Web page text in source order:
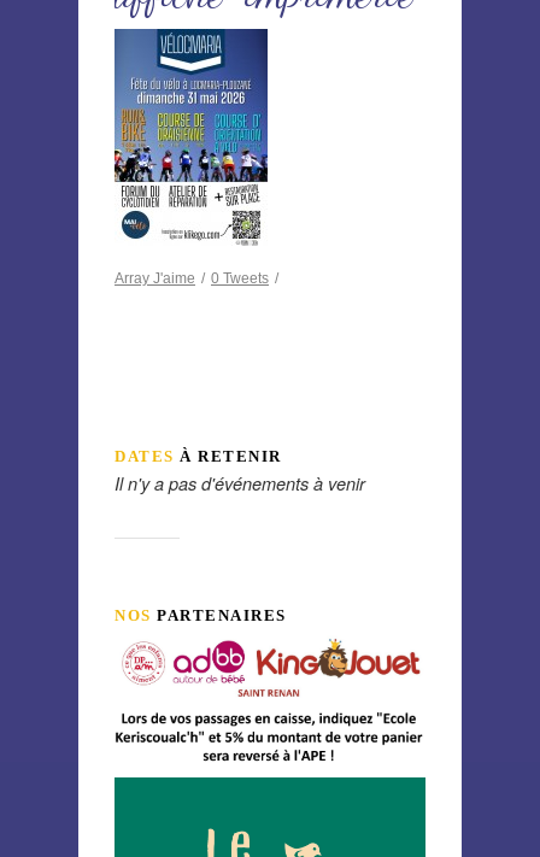
Array J'aime / 0 Tweets /
DATES À RETENIR
Il n'y a pas d'événements à venir
NOS PARTENAIRES